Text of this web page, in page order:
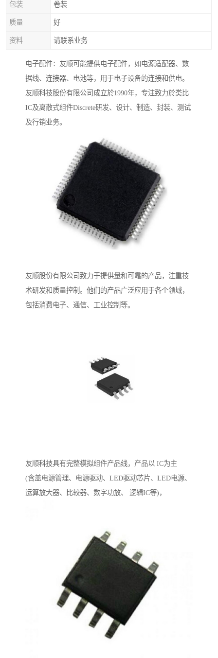
包装 卷装
质量 好
资料 请联系业务
电子配件：友顺可能提供电子配件，如电源适配器、数
据线、连接器、电池等，用于电子设备的连接和供电。
友顺科技股份有限公司成立於1990年，专注致力於类比
IC及离散式组件Discrete研发、设计、制造、封装、测试
及行销业务。
友顺股份有限公司致力于提供量和可靠的产品，注重技
术研发和质量控制。他们的产品广泛应用于各个领域，
包括消费电子、通信、工业控制等。
友顺科技具有完整模拟组件产品线，产品以 IC为主
(含盖电源管理、电源驱动、LED驱动芯片、LED电源、
运算放大器、比较器、数字功放、 逻辑IC等)，